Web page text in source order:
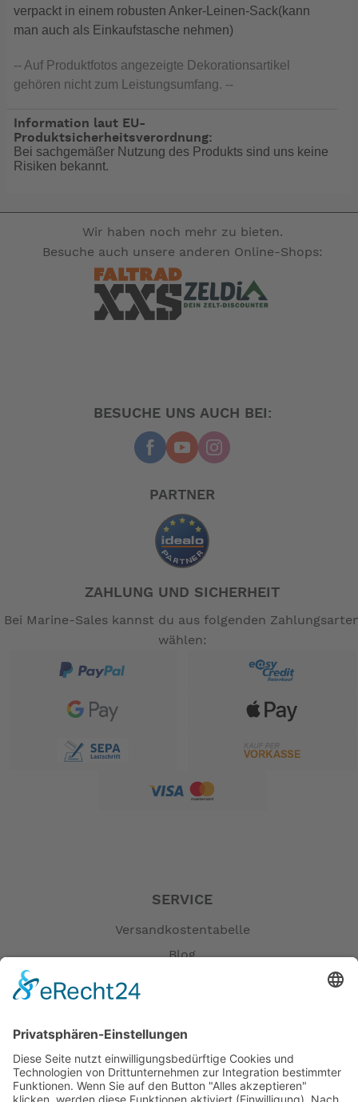
verpackt in einem robusten Anker-Leinen-Sack(kann
man auch als Einkaufstasche nehmen)
-- Auf Produktfotos angezeigte Dekorationsartikel
gehören nicht zum Leistungsumfang. --
Information laut EU-
Produktsicherheitsverordnung:
Bei sachgemäßer Nutzung des Produkts sind uns keine
Risiken bekannt.
Wir haben noch mehr zu bieten.
Besuche auch unsere anderen Online-Shops:
BESUCHE UNS AUCH BEI:
PARTNER
ZAHLUNG UND SICHERHEIT
Bei Marine-Sales kannst du aus folgenden
wählen:
SERVICE
Versandkostentabelle
Blog
Erklärung zur Barrierefreiheit
AGB
Öffnungszeiten
Versandpartner